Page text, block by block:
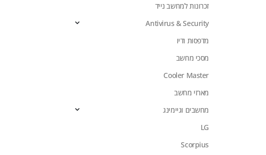
זכרונות למחשב נייד
Antivirus & Security
מדפסות ודיו
מסכי מחשב
Cooler Master
מארזי מחשב
מחשבים וגיימינג
LG
Scorpius